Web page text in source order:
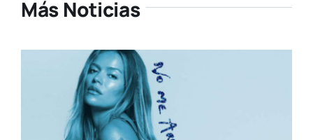
Más Noticias